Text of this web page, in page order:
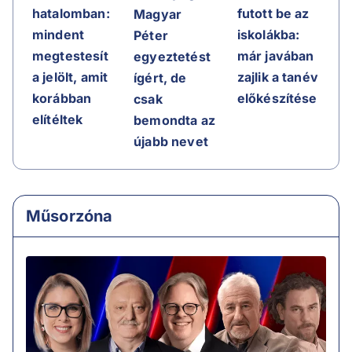
hatalomban:
mindent
megtestesít
a jelölt, amit
korábban
elítéltek
Magyar
Péter
egyeztetést
ígért, de
csak
bemondta az
újabb nevet
futott be az
iskolákba:
már javában
zajlik a tanév
előkészítése
Műsorzóna